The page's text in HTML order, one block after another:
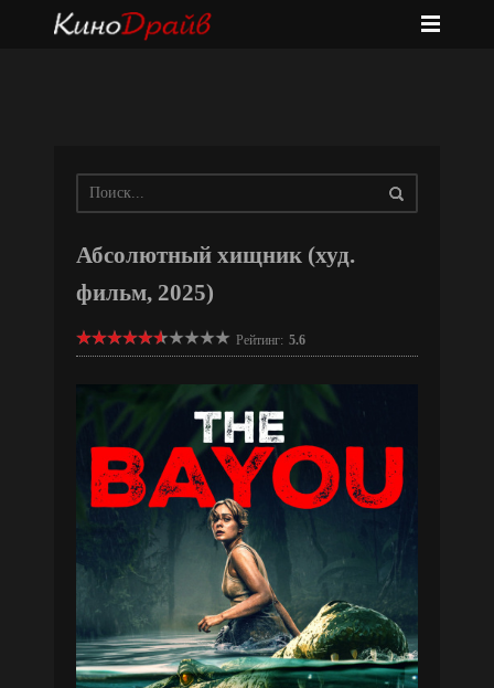
Абсолютный хищник (худ.
фильм, 2025)
Рейтинг: 5.6